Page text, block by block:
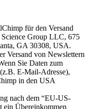
für den Versand
Group LLC, 675
GA 30308, USA.
Versand von Newslettern
Sie Daten zum
E-Mail-Adresse),
in den USA
nach dem “EU-US-
ein Übereinkommen